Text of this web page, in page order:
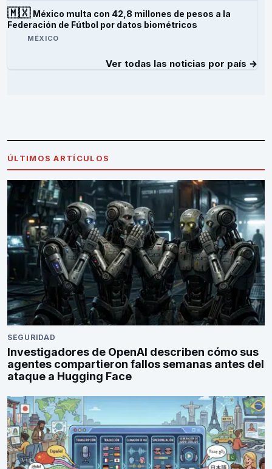
🇲🇽 México multa con 42,8 millones de pesos a la
Federación de Fútbol por datos biométricos
MÉXICO
Ver todas las noticias por país →
ÚLTIMOS ARTÍCULOS
SEGURIDAD
Investigadores de OpenAI describen cómo sus
agentes compartieron fallos semanas antes del
ataque a Hugging Face